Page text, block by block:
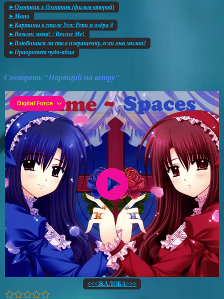
►Охотник х Охотник (фильм второй)
►Моно
►Картины в стиле Уся: Реки и озёра 4
►Возьми меня! / Rescue Me!
►Влюбишься ли ты в извращенку, если она милая?
►Приоритет чудо-яйца
Смотреть "Парящий на ветру"
<<<ЖАЛОБА>>>